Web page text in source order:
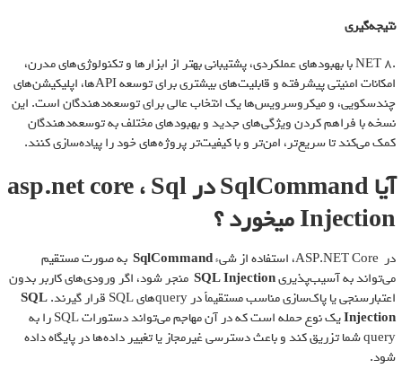
نتیجه‌گیری
.NET 8 با بهبودهای عملکردی، پشتیبانی بهتر از ابزارها و تکنولوژی‌های مدرن،
امکانات امنیتی پیشرفته و قابلیت‌های بیشتری برای توسعه APIها، اپلیکیشن‌های
چندسکویی، و میکروسرویس‌ها یک انتخاب عالی برای توسعه‌دهندگان است. این
نسخه با فراهم کردن ویژگی‌های جدید و بهبودهای مختلف به توسعه‌دهندگان
کمک می‌کند تا سریع‌تر، امن‌تر و با کیفیت‌تر پروژه‌های خود را پیاده‌سازی کنند.
آیا SqlCommand در asp.net core ، Sql
Injection میخورد ؟
در ASP.NET Core، استفاده از شیء SqlCommandبه صورت مستقیم
می‌تواند به آسیب‌پذیریSQL Injectionمنجر شود، اگر ورودی‌های کاربر بدون
اعتبارسنجی یا پاک‌سازی مناسب مستقیماً در query‌های SQL قرار گیرند.
SQL
Injection
یک نوع حمله است که در آن مهاجم می‌تواند دستورات SQL را به
query شما تزریق کند و باعث دسترسی غیرمجاز یا تغییر داده‌ها در پایگاه داده
شود.